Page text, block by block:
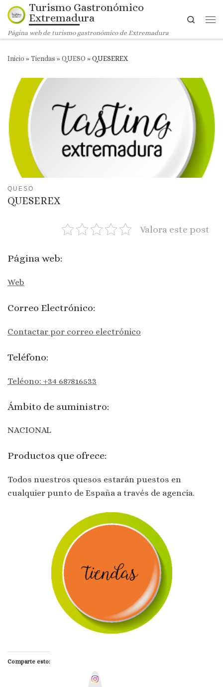
Saltar al contenido
Turismo Gastronómico
Extremadura
Página web de turismo gastronómico de Extremadura
Search
Inicio » Tiendas » QUESO » QUESEREX
QUESO
QUESEREX
Valora este post
Página web:
Web
Correo Electrónico:
Contactar por correo electrónico
Teléfono:
Teléono: +34 687816533
Ámbito de suministro:
NACIONAL
Productos que ofrece:
Todos nuestros quesos estarán puestos en
cualquier punto de España a través de agencia.
Comparte esto: